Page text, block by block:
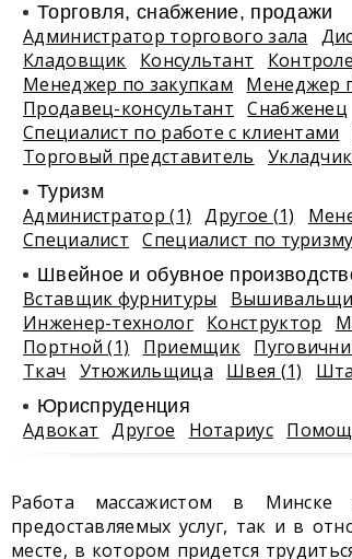
Торговля, снабжение, продажи
Администратор торгового зала
Кладовщик
Консультант
Менеджер по закупкам
Менеджер
Продавец-консультант
Снабженец
Специалист по работе с клиентами
Торговый представитель
Туризм
Администратор (1) Другое (1)
Специалист
Специалист по туризму
Швейное и обувное
Вставщик фурнитуры
Инженер-технолог Конструктор
Портной (1)
Приемщик
Ткач
Утюжильщица Швея (1)
Юриспруденция
Адвокат Другое Нотариус
Работа массажистом в
предоставляемых услуг, так и в
месте, в котором придется